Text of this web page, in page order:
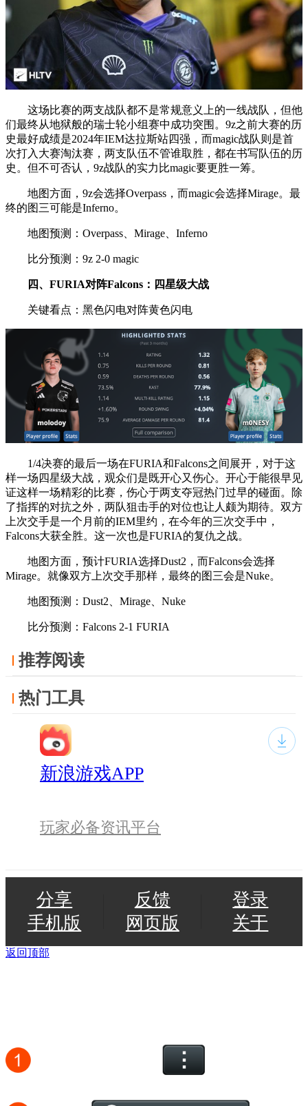
这场比赛的两支战队都不是常规意义上的一线战队，但他
们最终从地狱般的瑞士轮小组赛中成功突围。9z之前大赛的历
史最好成绩是2024年IEM达拉斯站四强，而magic战队则是首
次打入大赛淘汰赛，两支队伍不管谁取胜，都在书写队伍的历
史。但不可否认，9z战队的实力比magic要更胜一筹。
地图方面，9z会选择Overpass，而magic会选择Mirage。最
终的图三可能是Inferno。
地图预测：Overpass、Mirage、Inferno
比分预测：9z 2-0 magic
四、 FURIA对阵Falcons：四星级大战
关键看点：黑色闪电对阵黄色闪电
1/4决赛的最后一场在FURIA和Falcons之间展开，对于这
样一场四星级大战，观众们是既开心又伤心。开心于能很早见
证这样一场精彩的比赛，伤心于两支夺冠热门过早的碰面。除
了指挥的对抗之外，两队狙击手的对位也让人颇为期待。双方
上次交手是一个月前的IEM里约，在今年的三次交手中，
Falcons大获全胜。这一次也是FURIA的复仇之战。
地图方面，预计FURIA选择Dust2，而Falcons会选择
Mirage。就像双方上次交手那样，最终的图三会是Nuke。
地图预测：Dust2、Mirage、Nuke
比分预测：Falcons 2-1 FURIA
推荐阅读
热门工具
新浪游戏APP
玩家必备资讯平台
分享
手机版
反馈
网页版
登录
关于
返回顶部